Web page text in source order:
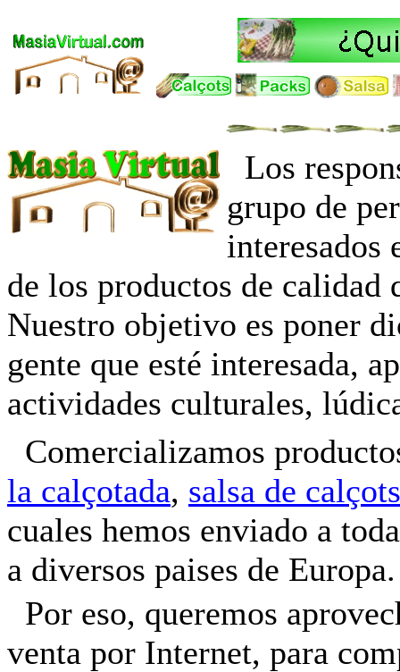
Los
grupo de
interesados
de los productos de calidad
Nuestro objetivo es poner
gente que esté interesada,
actividades culturales,
Comercializamos
la calçotada, salsa de calçots
cuales hemos enviado a
a diversos paises de Europa.
Por eso, queremos
venta por Internet, para